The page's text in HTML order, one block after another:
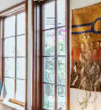
omlaag, óf door te